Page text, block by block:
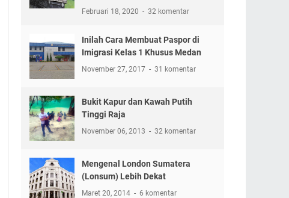
Februari 18, 2020 32 komentar
Inilah Cara Membuat Paspor di
Imigrasi Kelas 1 Khusus Medan
November 27, 2017 31 komentar
Bukit Kapur dan Kawah Putih
Tinggi Raja
November 06, 2013 32 komentar
Mengenal London Sumatera
(Lonsum) Lebih Dekat
Maret 20, 2014 6 komentar